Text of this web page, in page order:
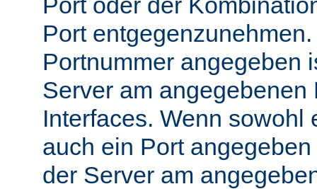
Port
Portnummer angegeben
Server am angegebenen
Interfaces. Wenn sowohl
auch ein Port
der Server am